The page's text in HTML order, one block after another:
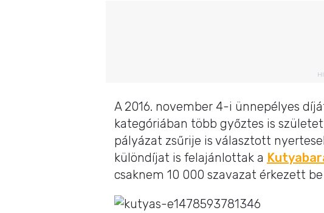
A 2016. november 4-i ünnepélyes
kategóriában több győztes is
pályázat zsűrije is választott
különdíjat is felajánlottak a
csaknem 10 000 szavazat érkezett